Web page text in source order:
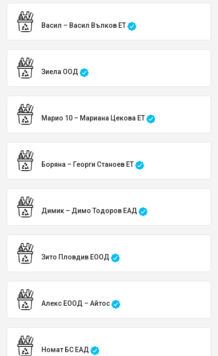
Васил – Васил Вълков ЕТ
Зиела ООД
Марио 10 – Мариана Цекова ЕТ
Боряна – Георги Станоев ЕТ
Димик – Димо Тодоров ЕАД
Зито Пловдив ЕООД
Алекс ЕООД – Айтос
Номат БС ЕАД